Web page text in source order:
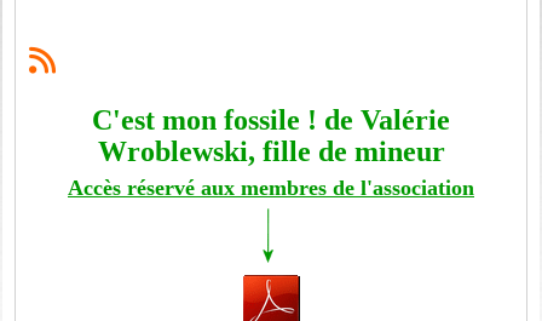
C'est mon fossile ! de Valérie
Wroblewski, fille de mineur
Accès réservé aux membres de l'association